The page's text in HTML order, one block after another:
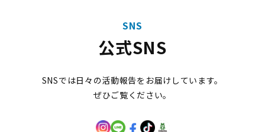
SNS
公式SNS
SNSでは日々の活動報告をお届けしています。
ぜひご覧ください。